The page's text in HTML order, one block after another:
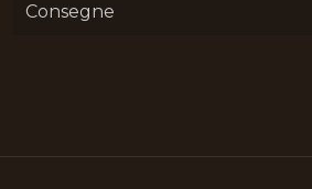
Consegne